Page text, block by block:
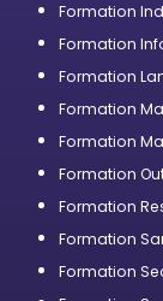
Formation
Formation
Formation
Formation
Formation
Formation
Formation
Formation
Formation